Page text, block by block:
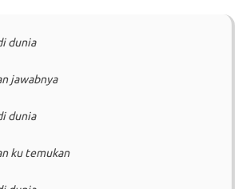
dunia
jawabnya
dunia
ku temukan